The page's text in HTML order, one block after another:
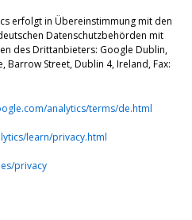
erfolgt in Übereinstimmung mit den
Datenschutzbehörden mit
des Drittanbieters: Google Dublin,
Street, Dublin 4, Ireland, Fax:
analytics/terms/de.html
learn/privacy.html
privacy